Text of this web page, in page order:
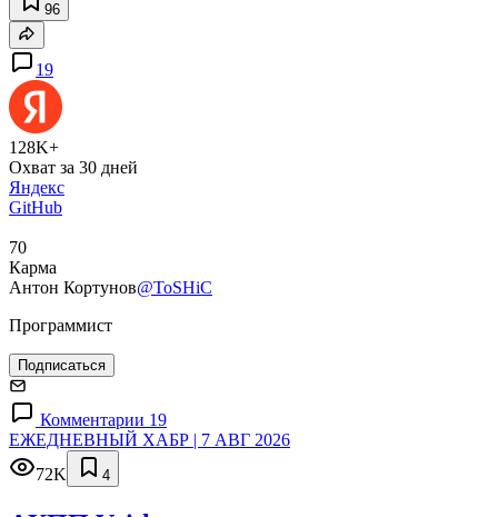
96
19
128K+
Охват за 30 дней
Яндекс
GitHub
70
Карма
Антон Кортунов@ToSHiC
Программист
Подписаться
Комментарии 19
ЕЖЕДНЕВНЫЙ ХАБР | 7 АВГ 2026
72K
4